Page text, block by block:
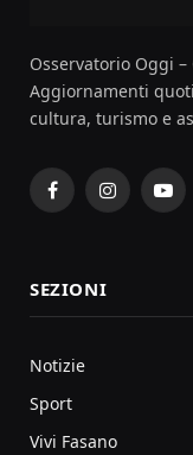
Osservatorio Oggi
Aggiornamenti
cultura, turismo e
FacebookInstagram
SEZIONI
Notizie
Sport
Vivi Fasano